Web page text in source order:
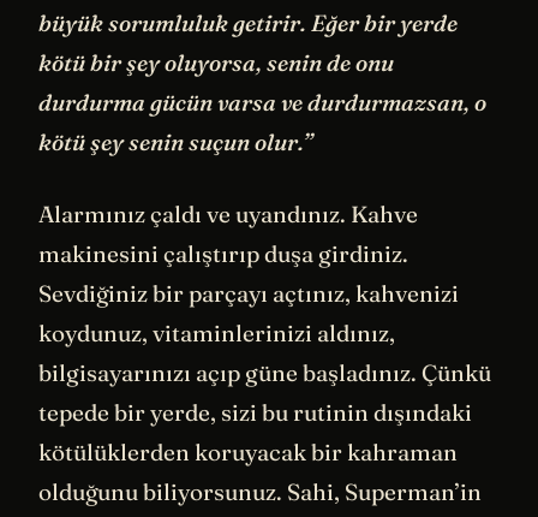
büyük sorumluluk getirir. Eğer bir yerde
kötü bir şey oluyorsa, senin de onu
durdurma gücün varsa ve durdurmazsan, o
kötü şey senin suçun olur.”
Alarmınız çaldı ve uyandınız. Kahve
makinesini çalıştırıp duşa girdiniz.
Sevdiğiniz bir parçayı açtınız, kahvenizi
koydunuz, vitaminlerinizi aldınız,
bilgisayarınızı açıp güne başladınız. Çünkü
tepede bir yerde, sizi bu rutinin dışındaki
kötülüklerden koruyacak bir kahraman
olduğunu biliyorsunuz. Sahi, Superman’in